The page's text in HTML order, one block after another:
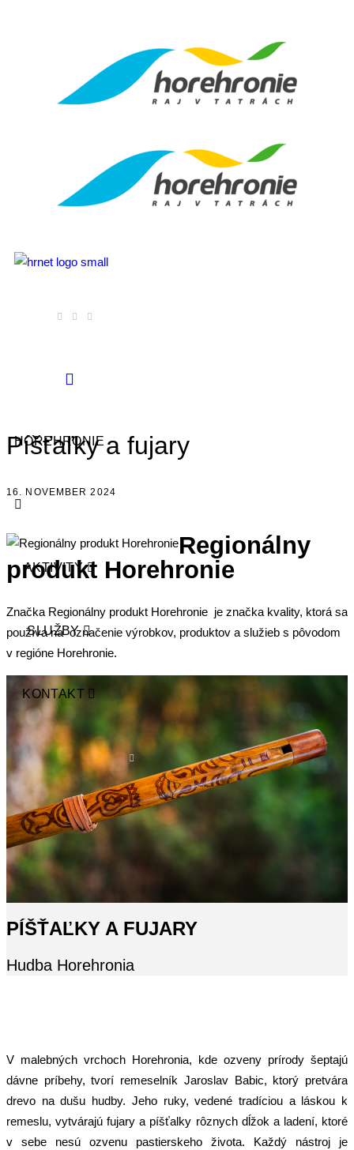
HOREHRONIE
AKTIVITY
SLUŽBY
KONTAKT
Píšťaľky a fujary
16. NOVEMBER 2024
Regionálny
produkt Horehronie
Značka Regionálny produkt Horehronie je značka kvality, ktorá sa
používa na označenie výrobkov, produktov a služieb s pôvodom
v regióne Horehronie.
PÍŠŤAĽKY A FUJARY
Hudba Horehronia
V malebných vrchoch Horehronia, kde ozveny prírody šeptajú
dávne príbehy, tvorí remeselník Jaroslav Babic, ktorý pretvára
drevo na dušu hudby. Jeho ruky, vedené tradíciou a láskou k
remeslu, vytvárajú fujary a píšťalky rôznych dĺžok a ladení, ktoré
v sebe nesú ozvenu pastierskeho života. Každý nástroj je